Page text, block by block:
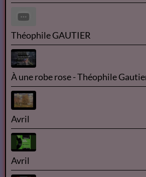
Théophile GAUTIER
À une robe rose - Théophile
Avril
Avril